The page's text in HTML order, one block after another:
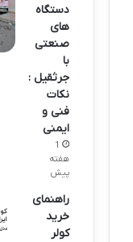
دستگاه
های
صنعتی
با
جرثقیل :
نکات
فنی و
ایمنی
1
هفته
پیش
راهنمای
خرید
کولر